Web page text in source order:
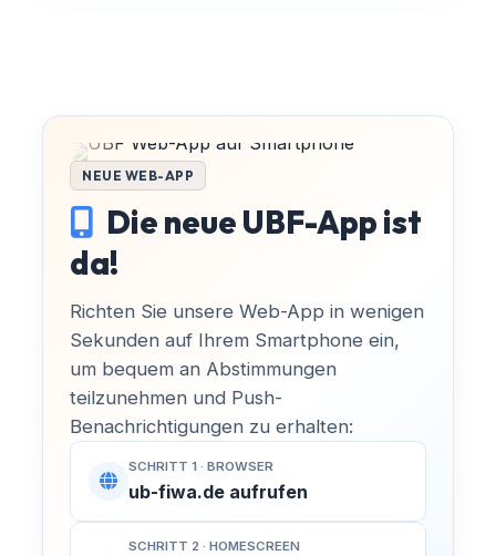
NEUE WEB-APP
Die neue UBF-App ist
da!
Richten Sie unsere Web-App in wenigen
Sekunden auf Ihrem Smartphone ein,
um bequem an Abstimmungen
teilzunehmen und Push-
Benachrichtigungen zu erhalten:
SCHRITT 1 · BROWSER
ub-fiwa.de aufrufen
SCHRITT 2 · HOMESCREEN
Beschreibung:
-
Unterlagen einsehen
Themen hast oder einfach nur ein
lokales Problem melden willst –
melde dich unkompliziert bei uns!
E-MAIL SCHREIBEN:
info@ub-fiwa.de
Alles klar, danke!